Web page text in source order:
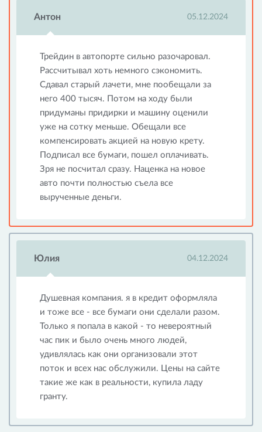
Антон 05.12.2024
Трейдин в автопорте сильно разочаровал.
Рассчитывал хоть немного сэкономить.
Сдавал старый лачети, мне пообещали за
него 400 тысяч. Потом на ходу были
придуманы придирки и машину оценили
уже на сотку меньше. Обещали все
компенсировать акцией на новую крету.
Подписал все бумаги, пошел оплачивать.
Зря не посчитал сразу. Наценка на новое
авто почти полностью съела все
вырученные деньги.
Юлия 04.12.2024
Душевная компания. я в кредит оформляла
и тоже все - все бумаги они сделали разом.
Только я попала в какой - то невероятный
час пик и было очень много людей,
удивлялась как они организовали этот
поток и всех нас обслужили. Цены на сайте
такие же как в реальности, купила ладу
гранту.